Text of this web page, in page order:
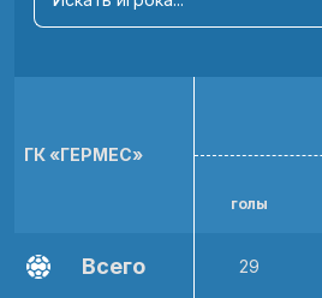
ГК «ГЕРМЕС»
голы
Всего 29